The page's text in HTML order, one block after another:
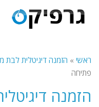
ראשי » הזמנה דיגיטלית לבת
פתיחה
הזמנה